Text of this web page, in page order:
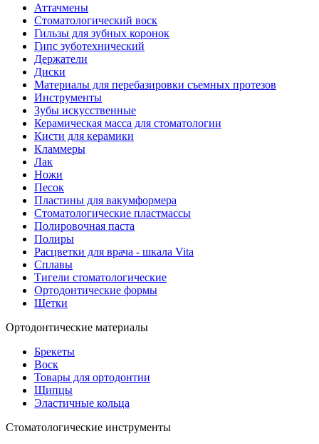
Аттачмены
Стоматологический воск
Гильзы для зубных коронок
Гипс зуботехнический
Держатели
Диски
Материалы для перебазировки съемных протезов
Инструменты
Зубы искусственные
Керамическая масса для стоматологии
Кисти для керамики
Кламмеры
Лак
Ножи
Песок
Пластины для вакумформера
Стоматологические пластмассы
Полировочная паста
Полиры
Расцветки для врача - шкала Vita
Сплавы
Тигели стоматологические
Ортодонтические формы
Щетки
Ортодонтические материалы
Брекеты
Воск
Товары для ортодонтии
Щипцы
Эластичные кольца
Стоматологические инструменты